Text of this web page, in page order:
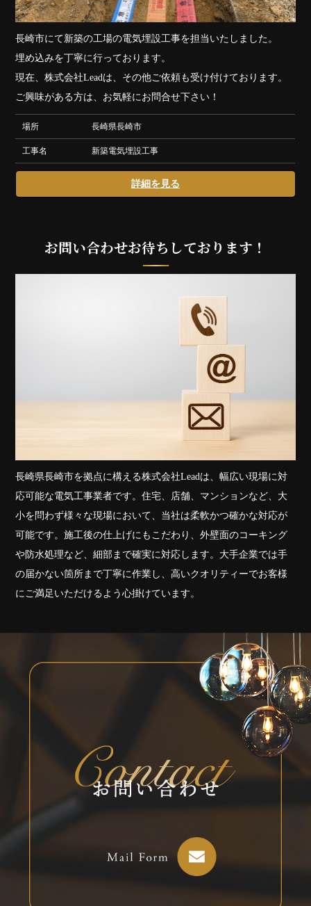
長崎市にて新築の工場の電気埋設工事を担当いたしました。
埋め込みを丁寧に行っております。
現在、株式会社Leadは、その他ご依頼も受け付けております。
ご興味がある方は、お気軽にお問合せ下さい！
場所 長崎県長崎市
工事名 新築電気埋設工事
詳細を見る
お問い合わせお待ちしております！
長崎県長崎市を拠点に構える株式会社Leadは、幅広い現場に対
応可能な電気工事業者です。住宅、店舗、マンションなど、大
小を問わず様々な現場において、当社は柔軟かつ確かな対応が
可能です。施工後の仕上げにもこだわり、外壁面のコーキング
や防水処理など、細部まで確実に対応します。大手企業では手
の届かない箇所まで丁寧に作業し、高いクオリティーでお客様
にご満足いただけるよう心掛けています。